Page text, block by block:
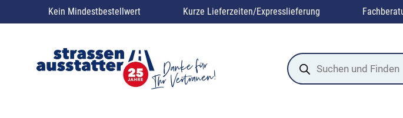
Kein Mindestbestellwert Kurze Lieferzeiten/Expresslieferung
Products
search